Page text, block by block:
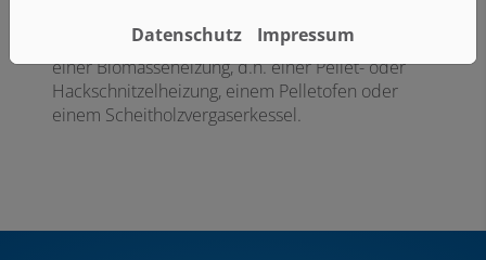
Eine weitere Variante ist die Kombination mit
einer Biomasseheizung, d.h. einer Pellet- oder
Hackschnitzelheizung, einem Pelletofen oder
einem Scheitholzvergaserkessel.
Datenschutz Impressum